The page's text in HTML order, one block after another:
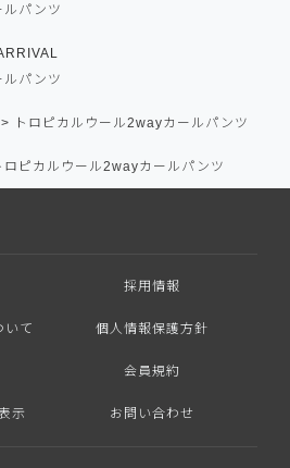
ルパンツ
ルパンツ
トロピカルウール2wayカールパンツ
ロピカルウール2wayカールパンツ
採用情報
いて 個人情報保護方針
会員規約
示 お問い合わせ